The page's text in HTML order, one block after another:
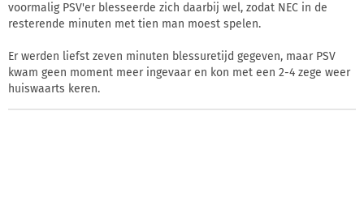
voormalig PSV'er blesseerde zich daarbij wel, zodat NEC in de
resterende minuten met tien man moest spelen.
Er werden liefst zeven minuten blessuretijd gegeven, maar PSV
kwam geen moment meer ingevaar en kon met een 2-4 zege weer
huiswaarts keren.